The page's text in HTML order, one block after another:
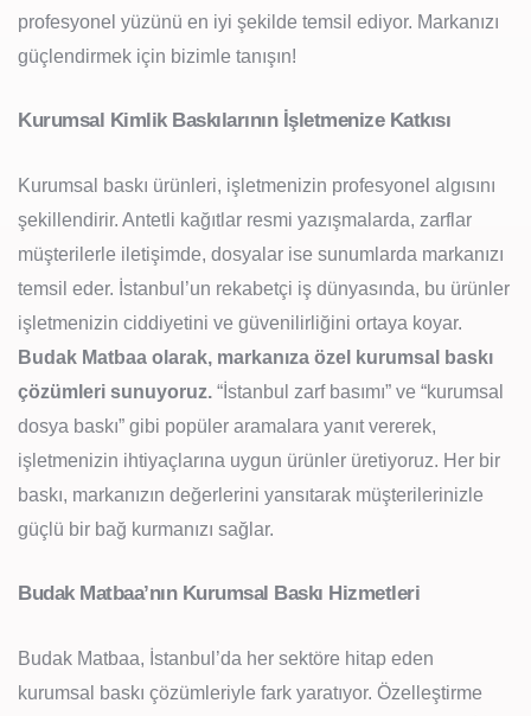
profesyonel yüzünü en iyi şekilde temsil ediyor. Markanızı
güçlendirmek için bizimle tanışın!
Kurumsal Kimlik Baskılarının İşletmenize Katkısı
Kurumsal baskı ürünleri, işletmenizin profesyonel algısını
şekillendirir. Antetli kağıtlar resmi yazışmalarda, zarflar
müşterilerle iletişimde, dosyalar ise sunumlarda markanızı
temsil eder. İstanbul’un rekabetçi iş dünyasında, bu ürünler
işletmenizin ciddiyetini ve güvenilirliğini ortaya koyar.
Budak Matbaa olarak, markanıza özel kurumsal baskı
çözümleri sunuyoruz. “İstanbul zarf basımı” ve “kurumsal
dosya baskı” gibi popüler aramalara yanıt vererek,
işletmenizin ihtiyaçlarına uygun ürünler üretiyoruz. Her bir
baskı, markanızın değerlerini yansıtarak müşterilerinizle
güçlü bir bağ kurmanızı sağlar.
Budak Matbaa’nın Kurumsal Baskı Hizmetleri
Budak Matbaa, İstanbul’da her sektöre hitap eden
kurumsal baskı çözümleriyle fark yaratıyor. Özelleştirme